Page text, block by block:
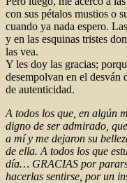
con sus pétalos mustios o
cuando ya nada espero.
y en las esquinas tristes
las vea.
Y les doy las gracias;
desempolvan en el desván
de autenticidad.
A todos los que, en algún
digno de ser admirado,
a mí y me dejaron su
de ella. A todos los que
día… GRACIAS por
hacerlas sentirse, por un